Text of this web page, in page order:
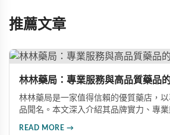
推薦文章
林林藥局：專業服務與高品質藥品
林林藥局是一家值得信賴的優質藥店，
品聞名。本文深入介紹其品牌實力、專
READ MORE →